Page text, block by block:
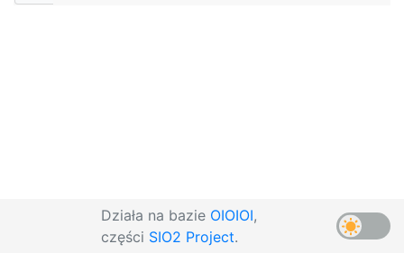
Działa na bazie OIOIOI,
części SIO2 Project.